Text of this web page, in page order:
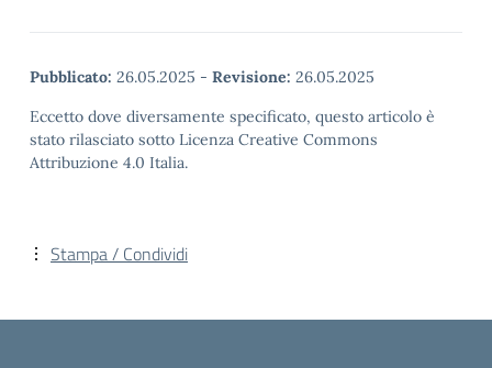
Pubblicato: 26.05.2025 - Revisione: 26.05.2025
Eccetto dove diversamente specificato, questo articolo è
stato rilasciato sotto Licenza Creative Commons
Attribuzione 4.0 Italia.
Stampa / Condividi